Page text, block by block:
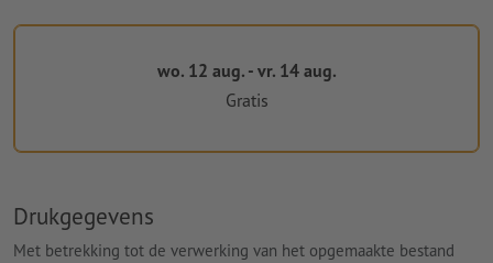
wo. 12 aug. - vr. 14 aug.
Gratis
Drukgegevens
Met betrekking tot de verwerking van het opgemaakte bestand